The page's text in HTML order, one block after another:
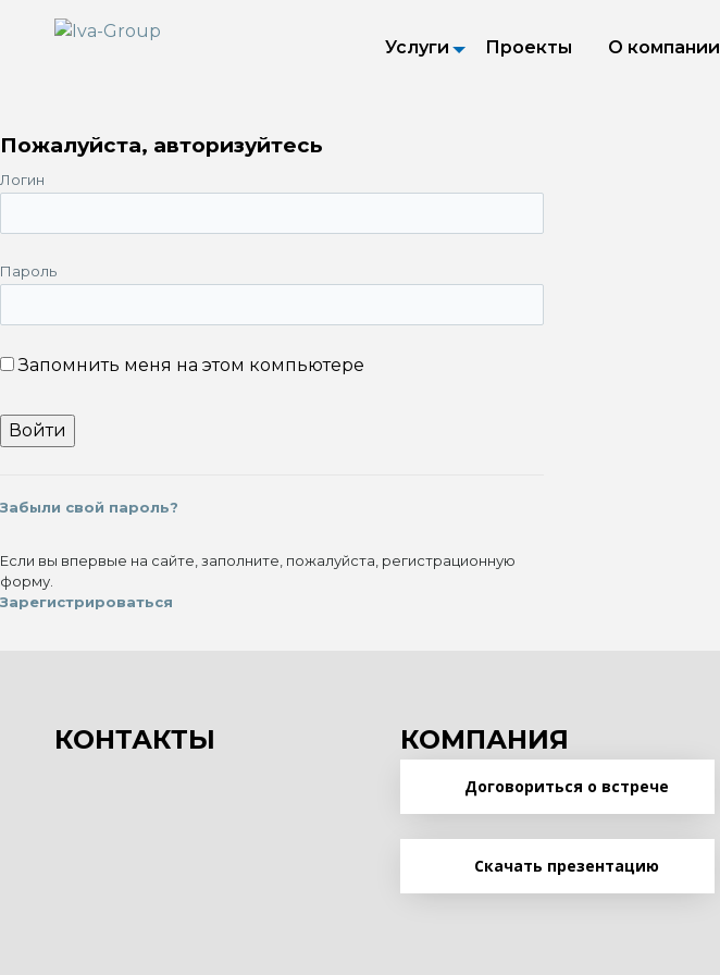
Услуги Проекты О компании
Пожалуйста, авторизуйтесь
Логин
Пароль
Запомнить меня на этом компьютере
Забыли свой пароль?
Если вы впервые на сайте, заполните, пожалуйста, регистрационную
форму.
Зарегистрироваться
КОНТАКТЫ КОМПАНИЯ
Договориться о встрече
Скачать презентацию